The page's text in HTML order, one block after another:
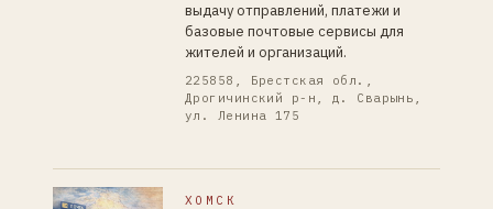
выдачу отправлений, платежи и
базовые почтовые сервисы для
жителей и организаций.
225858, Брестская обл.,
Дрогичинский р-н, д. Сварынь,
ул. Ленина 175
ХОМСК